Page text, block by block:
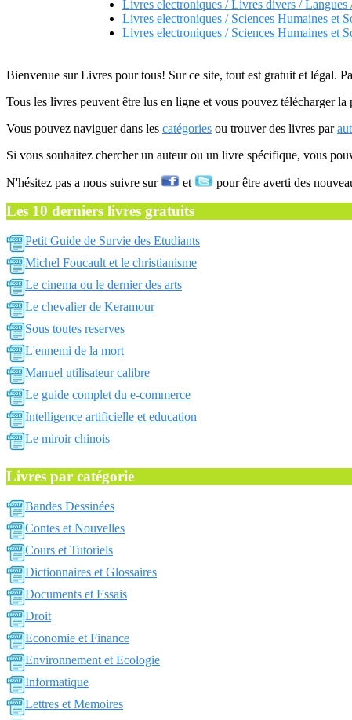
Livres electroniques / Livres divers / Langues
Livres electroniques / Sciences Humaines et
Livres electroniques / Sciences Humaines et
Bienvenue sur Livres pour tous! Sur ce site, tout est gratuit et légal.
Tous les livres peuvent être lus en ligne et vous pouvez télécharger
Vous pouvez naviguer dans les catégories ou trouver des livres par
Si vous souhaitez chercher un auteur ou un livre spécifique, vous
N'hésitez pas a nous suivre sur et pour être averti des
Les 10 derniers livres gratuits
Petit Guide de Survie des Etudiants
Michel Foucault et le christianisme
Le cinema ou le dernier des arts
Le chevalier de Keramour
Sous toutes reserves
L'ennemi de la mort
Manuel utilisateur calibre
Le guide complet du e-commerce
Intelligence artificielle et education
Le miroir chinois
Livres par catégorie
Bandes Dessinées
Contes et Nouvelles
Cours et Tutoriels
Dictionnaires et Glossaires
Documents et Essais
Droit
Economie et Finance
Environnement et Ecologie
Informatique
Lettres et Memoires